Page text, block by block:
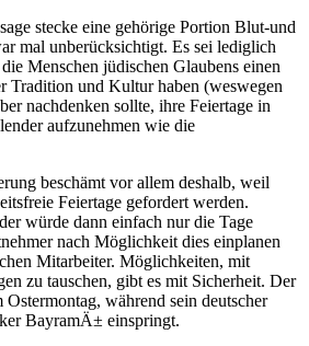
stecke eine gehörige Portion Blut-und
mal unberücksichtigt. Es sei lediglich
Menschen jüdischen Glaubens einen
Tradition und Kultur haben (weswegen
nachdenken sollte, ihre Feiertage in
aufzunehmen wie die
beschämt vor allem deshalb, weil
Feiertage gefordert werden.
würde dann einfach nur die Tage
nach Möglichkeit dies einplanen
Mitarbeiter. Möglichkeiten, mit
zu tauschen, gibt es mit Sicherheit. Der
Ostermontag, während sein deutscher
BayramÄ± einspringt.